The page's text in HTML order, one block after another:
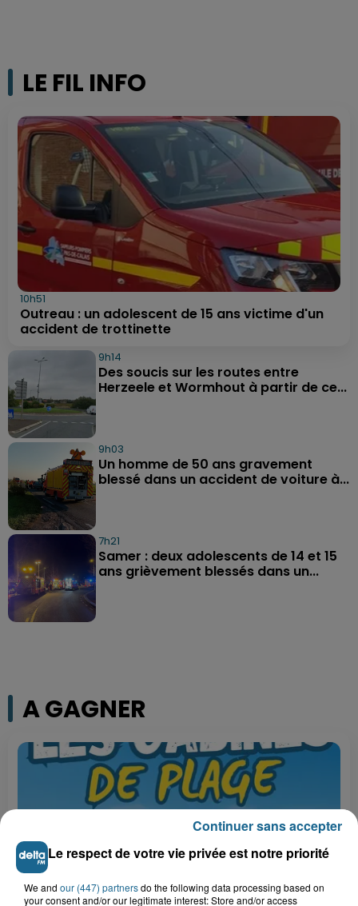
LE FIL INFO
10h51
Outreau : un adolescent de 15 ans victime d'un
accident de trottinette
9h14
Des soucis sur les routes entre
Herzeele et Wormhout à partir de ce...
9h03
Un homme de 50 ans gravement
blessé dans un accident de voiture à...
7h21
Samer : deux adolescents de 14 et 15
ans grièvement blessés dans un...
A GAGNER
Le respect de votre vie privée est notre priorité
We and our (447) partnersdo the following data processing based on
your consent and/or our legitimate interest: Store and/or access
Continuer sans accepter